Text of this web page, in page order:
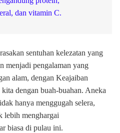
dan vitamin C.
sentuhan kelezatan yang
menjadi pengalaman yang
alam, dengan Keajaiban
dengan buah-buahan. Aneka
hanya menggugah selera,
lebih menghargai
biasa di pulau ini.